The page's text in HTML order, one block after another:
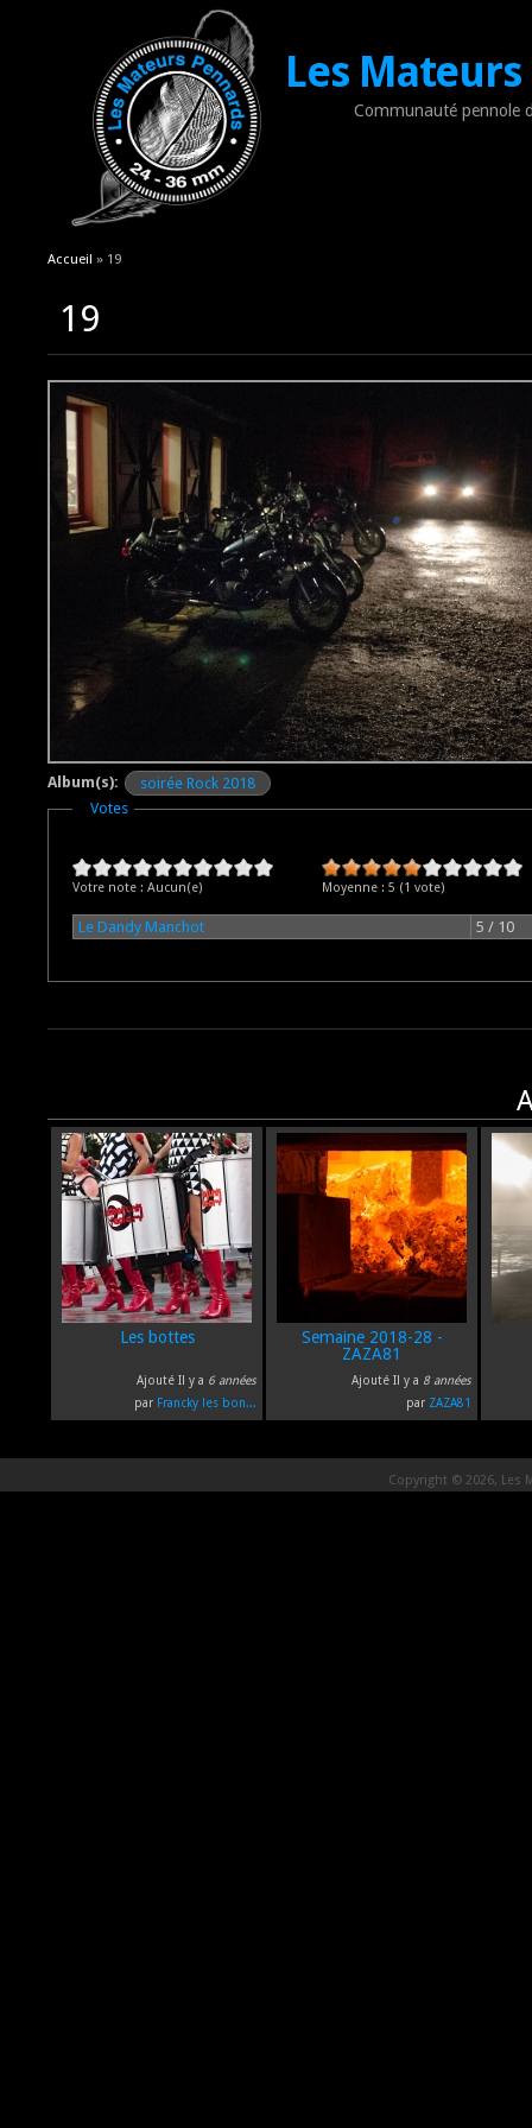
Les
Communauté pennole
Vous êtes ici
Accueil » 19
19
Album(s):
soirée Rock 2018
Masquer
Votes
Votre note : Aucun(e) Moyenne : 5 (1 vote)
Le Dandy Manchot 5 / 10
Les bottes
Ajouté Il y a 6 années
par Francky les bon...
Semaine 2018-28 -
ZAZA81
Ajouté Il y a 8 années
par ZAZA81
Copyright © 2026, Les